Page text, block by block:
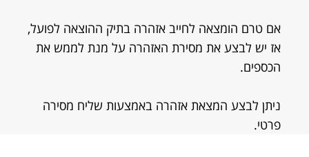
אם טרם הומצאה לחייב אזהרה בתיק ההוצאה לפועל,
אז יש לבצע את מסירת האזהרה על מנת לממש את
הכספים.
ניתן לבצע המצאת אזהרה באמצעות שליח מסירה
פרטי.